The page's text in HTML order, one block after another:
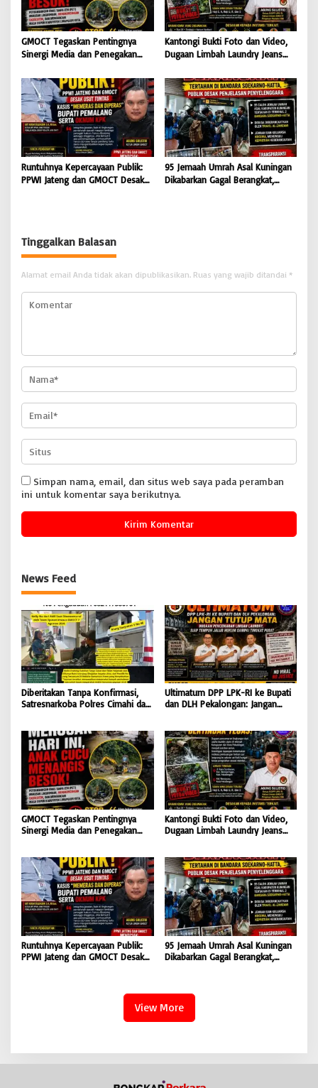
GMOCT Tegaskan Pentingnya
Sinergi Media dan Penegakan
Kabupaten Limapuluh Kota
Kantongi Bukti Foto dan Video,
Dugaan Limbah Laundry Jeans
RI dan GMOCT Desak KLH, Polri
Hingga Kejaksaan Bertindak
Tegas
Runtuhnya Kepercayaan Publik:
PPWI Jateng dan GMOCT Desak
95 Jemaah Umrah Asal Kuningan
Dikabarkan Gagal Berangkat,
Tinggalkan Balasan
Alamat email Anda tidak akan dipublikasikan. Ruas yang wajib ditandai *
Simpan nama, email, dan situs web saya pada peramban
ini untuk komentar saya berikutnya.
News Feed
Diberitakan Tanpa Konfirmasi,
Satresnarkoba Polres Cimahi dan
Ultimatum DPP LPK-RI ke Bupati
dan DLH Pekalongan: Jangan
Jalur Hukum Sampai Tingkat
Pusat
GMOCT Tegaskan Pentingnya
Sinergi Media dan Penegakan
Kantongi Bukti Foto dan Video,
Dugaan Limbah Laundry Jeans
Hingga Kejaksaan Bertindak
Tegas
Runtuhnya Kepercayaan Publik:
PPWI Jateng dan GMOCT Desak
95 Jemaah Umrah Asal Kuningan
Dikabarkan Gagal Berangkat,
View More